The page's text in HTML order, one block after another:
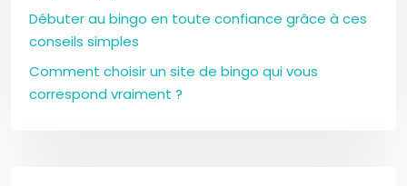
Débuter au bingo en toute confiance grâce à ces
conseils simples
Comment choisir un site de bingo qui vous
correspond vraiment ?